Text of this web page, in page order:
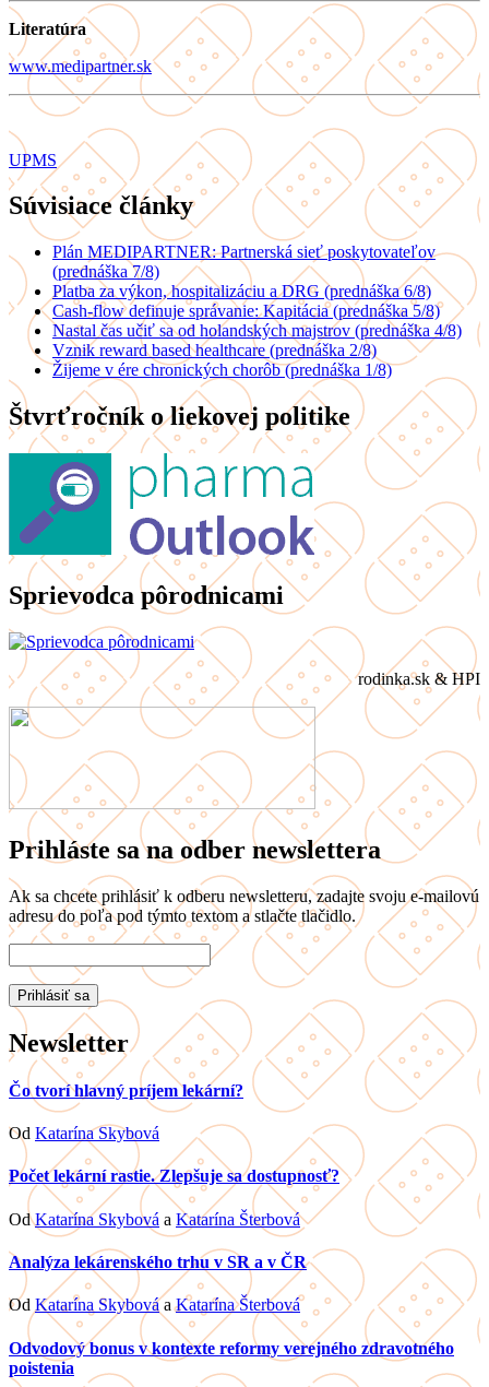
Literatúra
www.medipartner.sk
UPMS
Súvisiace články
Plán MEDIPARTNER: Partnerská sieť poskytovateľov
(prednáška 7/8)
Platba za výkon, hospitalizáciu a DRG (prednáška 6/8)
Cash-flow definuje správanie: Kapitácia (prednáška 5/8)
Nastal čas učiť sa od holandských majstrov (prednáška 4/8)
Vznik reward based healthcare (prednáška 2/8)
Žijeme v ére chronických chorôb (prednáška 1/8)
Štvrťročník o liekovej politike
Sprievodca pôrodnicami
rodinka.sk & HPI
Prihláste sa na odber newslettera
Ak sa chcete prihlásiť k odberu newsletteru, zadajte svoju e-mailovú
adresu do poľa pod týmto textom a stlačte tlačidlo.
Newsletter
Čo tvorí hlavný príjem lekární?
Od Katarína Skybová
Počet lekární rastie. Zlepšuje sa dostupnosť?
OdKatarína Skybová a Katarína Šterbová
Analýza lekárenského trhu v SR a v ČR
Od Katarína SkybováaKatarína Šterbová
Odvodový bonus v kontexte reformy verejného zdravotného
poistenia